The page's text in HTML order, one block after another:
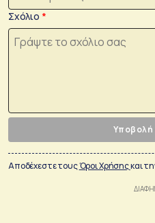
Σχόλιο
Υποβολή
Αποδέχεστε τουςΌροι Χρήσηςκαι